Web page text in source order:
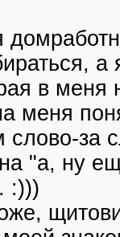
а
в
меня
за
"а, ну
:)))